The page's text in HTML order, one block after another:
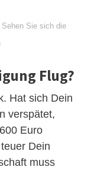
Sehen Sie sich die
Flug?
Hat sich Dein
verspätet,
Euro
Dein
muss